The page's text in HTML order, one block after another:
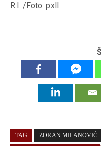
R.I. /Foto: pxll
TAG ZORAN MILANOVIĆ